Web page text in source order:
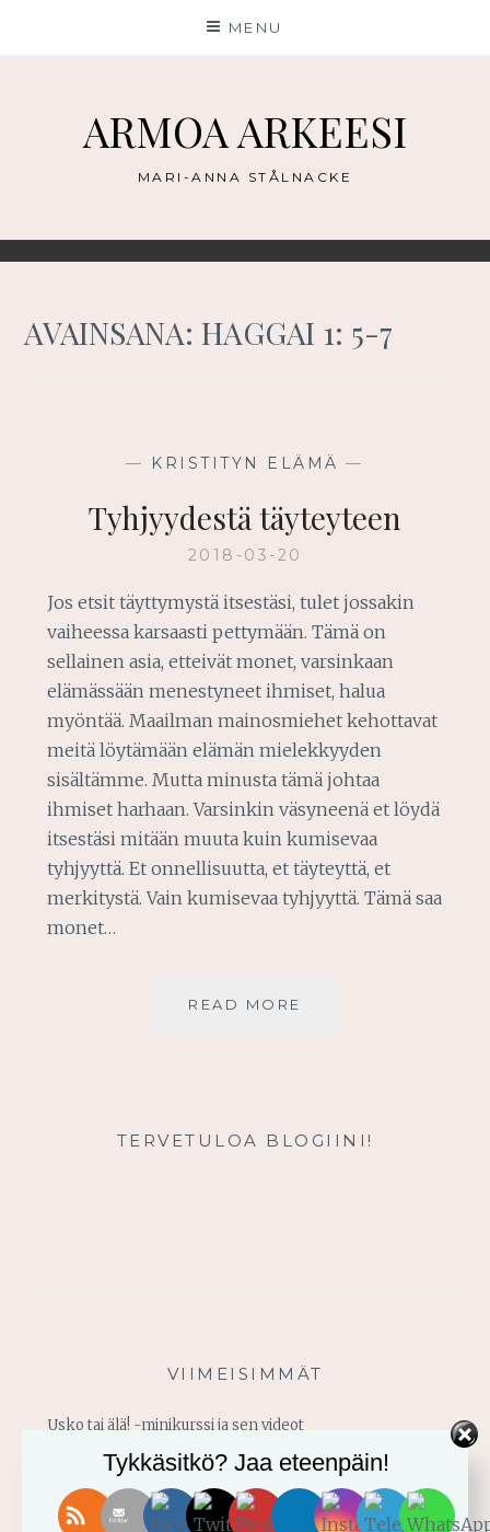
MENU
ARMOA ARKEESI
MARI-ANNA STÅLNACKE
AVAINSANA:HAGGAI 1: 5-7
— KRISTITYN ELÄMÄ —
Tyhjyydestä täyteyteen
2018-03-20
Jos etsit täyttymystä itsestäsi, tulet jossakin
vaiheessa karsaasti pettymään. Tämä on
sellainen asia, etteivät monet, varsinkaan
elämässään menestyneet ihmiset, halua
myöntää. Maailman mainosmiehet kehottavat
meitä löytämään elämän mielekkyyden
sisältämme. Mutta minusta tämä johtaa
ihmiset harhaan. Varsinkin väsyneenä et löydä
itsestäsi mitään muuta kuin kumisevaa
tyhjyyttä. Et onnellisuutta, et täyteyttä, et
merkitystä. Vain kumisevaa tyhjyyttä. Tämä saa
monet…
READ MORE
TERVETULOA BLOGIINI!
VIIMEISIMMÄT
Usko tai älä! -minikurssi ja sen videot
Vahvistu armosta!
Älä yritä omin voimin
Tykkäsitkö? Jaa eteenpäin!